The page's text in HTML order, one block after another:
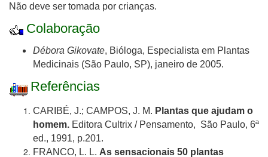
Não deve ser tomada por crianças.
Colaboração
Débora Gikovate, Bióloga, Especialista em Plantas
Medicinais (São Paulo, SP), janeiro de 2005.
Referências
CARIBÉ, J.; CAMPOS, J. M. Plantas que ajudam o
homem. Editora Cultrix / Pensamento, São Paulo, 6ª
ed., 1991, p.201.
FRANCO, L. L. As sensacionais 50 plantas